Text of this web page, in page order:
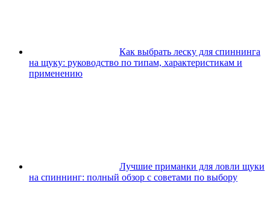
Как выбрать леску для спиннинга
на щуку: руководство по типам, характеристикам и
применению
Лучшие приманки для ловли щуки
на спиннинг: полный обзор с советами по выбору